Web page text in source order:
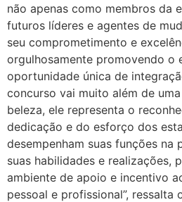
não apenas como membros da
futuros líderes e agentes de
seu comprometimento e
orgulhosamente promovendo o
oportunidade única de
concurso vai muito além de
beleza, ele representa o
dedicação e do esforço dos
desempenham suas funções na
suas habilidades e realizações,
ambiente de apoio e incentivo
pessoal e profissional”, ressalta